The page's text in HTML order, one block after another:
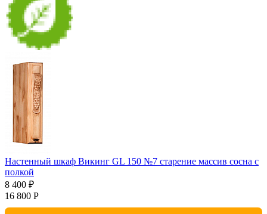
Настенный шкаф Викинг GL 150 №7 старение массив сосна с
полкой
8 400 ₽
16 800 Р